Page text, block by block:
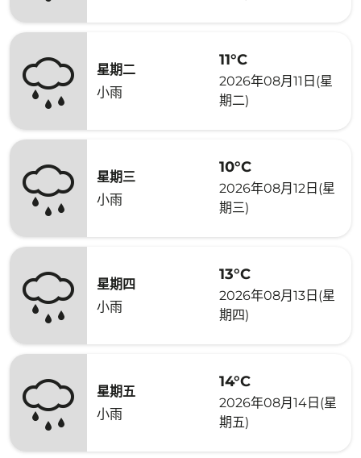
星期二
小雨
11°C
2026年08月11日(星
期二)
星期三
小雨
10°C
2026年08月12日(星
期三)
星期四
小雨
13°C
2026年08月13日(星
期四)
星期五
小雨
14°C
2026年08月14日(星
期五)